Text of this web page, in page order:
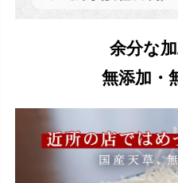
余分な
無添加・